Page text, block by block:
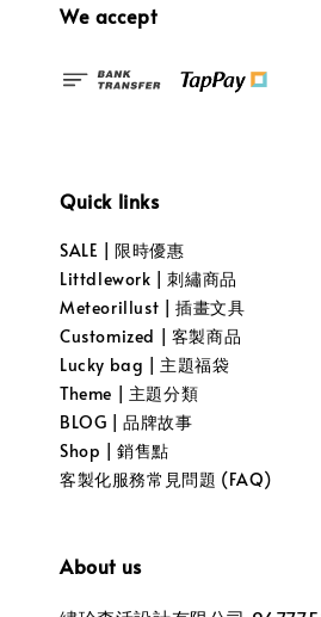
We accept
Quick links
SALE | 限時優惠
Littdlework | 刺繡商品
Meteorillust | 插畫文具
Customized | 客製商品
Lucky bag | 主題福袋
Theme | 主題分類
BLOG | 品牌故事
Shop | 銷售點
客製化服務常見問題 (FAQ)
About us